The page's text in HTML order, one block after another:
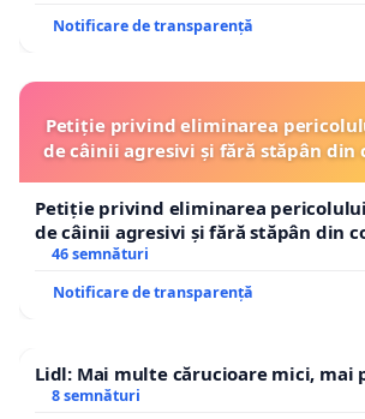
Notificare de transparență
Petiție privind eliminarea
de câinii agresivi și fără stăpân din
Petiție privind eliminarea
de câinii agresivi și fără stăpân din
46 semnături
Notificare de transparență
Lidl: Mai multe cărucioare mici, mai
8 semnături